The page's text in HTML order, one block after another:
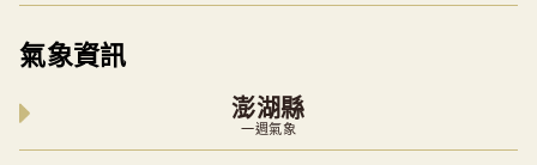
氣象資訊
澎湖縣
一週氣象